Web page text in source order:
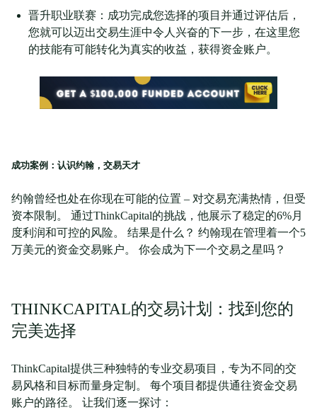
晋升职业联赛：成功完成您选择的项目并通过评估后，
您就可以迈出交易生涯中令人兴奋的下一步，在这里您
的技能有可能转化为真实的收益，获得资金账户。
成功案例：认识约翰，交易天才
约翰曾经也处在你现在可能的位置 – 对交易充满热情，但受
资本限制。 通过ThinkCapital的挑战，他展示了稳定的6%月
度利润和可控的风险。 结果是什么？ 约翰现在管理着一个5
万美元的资金交易账户。 你会成为下一个交易之星吗？
THINKCAPITAL的交易计划：找到您的
完美选择
ThinkCapital提供三种独特的专业交易项目，专为不同的交
易风格和目标而量身定制。 每个项目都提供通往资金交易
账户的路径。 让我们逐一探讨：